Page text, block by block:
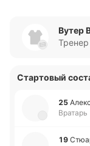
Вутер
Тренер
Стартовый
25
Вратарь
19